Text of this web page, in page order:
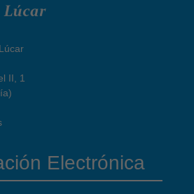
II, 1
Electrónica